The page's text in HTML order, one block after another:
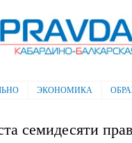
газета "Кабардино-
правда"
ЭКОНОМИКА
семидесяти